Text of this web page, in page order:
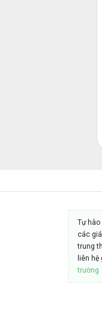
Tự
các
trung
liên hệ
trường